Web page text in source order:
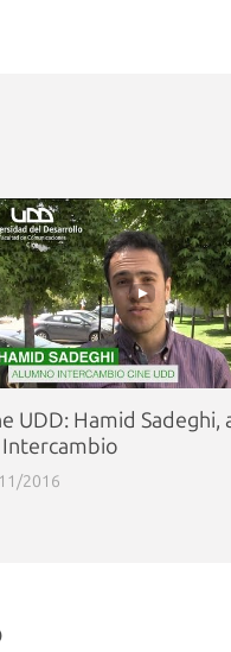
UDD: Hamid Sadeghi,
2016